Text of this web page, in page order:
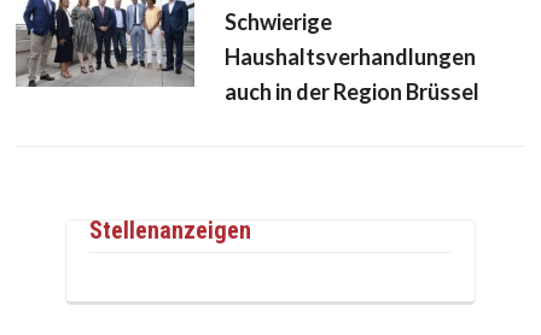
Schwierige
Haushaltsverhandlungen
auch in der Region Brüssel
Stellenanzeigen